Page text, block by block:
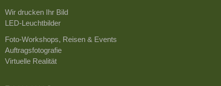
Wir drucken Ihr Bild
LED-Leuchtbilder
Foto-Workshops, Reisen & Events
Auftragsfotografie
Virtuelle Realität